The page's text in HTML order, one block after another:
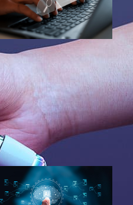
GoExplosion
Como fazer pesquisa
de palavras-chave
para seu primeiro
infoproduto
Ana Carolina
Duarte